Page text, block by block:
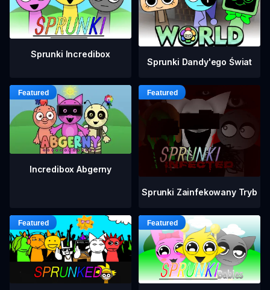
Sprunki Incredibox
Sprunki Dandy'ego Świat
Incredibox Abgerny
Sprunki Zainfekowany Tryb